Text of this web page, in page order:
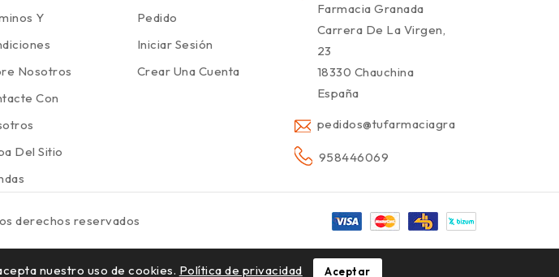
Y
Nosotros
Con
Del Sitio
Pedido
Iniciar Sesión
Crear Una Cuenta
Farmacia Granada
Carrera De La Virgen,
23
18330 Chauchina
España
pedidos@tufarmaciagranada.com
958446069
nuestro uso de cookies. Política de privacidad Aceptar
derechos reservados